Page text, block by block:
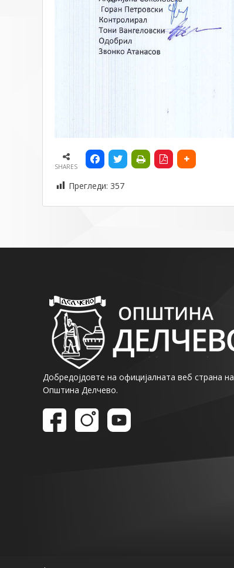
SHARES
Прегледи: 357
Добредојдовте на официјалната веб страна на
Општина Делчево.